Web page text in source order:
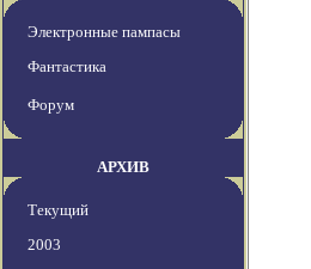
Электронные пампасы
Фантастика
Форум
АРХИВ
Текущий
2003